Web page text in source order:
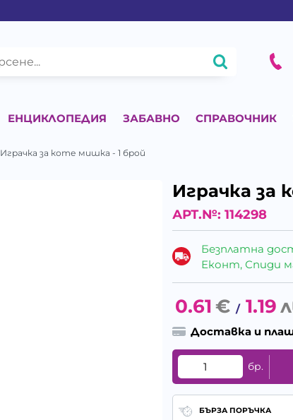
ЕНЦИКЛОПЕДИЯ ЗАБАВНО СПРАВОЧНИК
Играчка за коте мишка - 1 брой
Играчка за
АРТ.№: 114298
Безплатна
Еконт, Спиди
0.61€ / 1.19
Доставка и
бр.
БЪРЗА ПОРЪЧКА